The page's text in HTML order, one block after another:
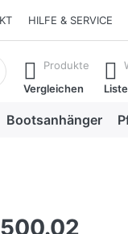
HILFE & SERVICE
Ergebnisse.
Produkte
Vergleichen
Liste
Bootsanhänger